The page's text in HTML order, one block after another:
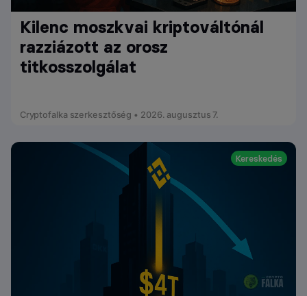
Kilenc moszkvai kriptováltónál
razziázott az orosz
titkosszolgálat
Cryptofalka szerkesztőség • 2026. augusztus 7.
Kereskedés